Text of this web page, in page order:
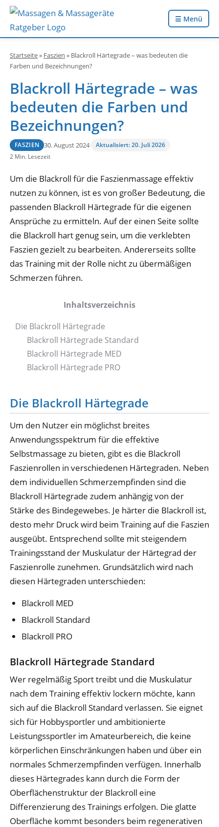
☰ Menü
Startseite» Faszien » Blackroll Härtegrade – was bedeuten die
Farben und Bezeichnungen?
Blackroll Härtegrade – was
bedeuten die Farben und
Bezeichnungen?
FASZIEN 30. August 2024·
Aktualisiert: 20. Juli 2026
2 Min. Lesezeit
Um die Blackroll für die Faszienmassage effektiv
nutzen zu können, ist es von großer Bedeutung, die
passenden Blackroll Härtegrade für die eigenen
Ansprüche zu ermitteln. Auf der einen Seite sollte
die Blackroll hart genug sein, um die verklebten
Faszien gezielt zu bearbeiten. Andererseits sollte
das Training mit der Rolle nicht zu übermäßigen
Schmerzen führen.
Inhaltsverzeichnis
Die Blackroll Härtegrade
Blackroll Härtegrade Standard
Blackroll Härtegrade MED
Blackroll Härtegrade PRO
Die Blackroll Härtegrade
Um den Nutzer ein möglichst breites
Anwendungsspektrum für die effektive
Selbstmassage zu bieten, gibt es die Blackroll
Faszienrollen in verschiedenen Härtegraden. Neben
dem individuellen Schmerzempfinden sind die
Blackroll Härtegrade zudem anhängig von der
Stärke des Bindegewebes. Je härter die Blackroll ist,
desto mehr Druck wird beim Training auf die Faszien
ausgeübt. Entsprechend sollte mit steigendem
Trainingsstand der Muskulatur der Härtegrad der
Faszienrolle zunehmen. Grundsätzlich wird nach
diesen Härtegraden unterschieden:
Blackroll MED
Blackroll Standard
Blackroll PRO
Blackroll Härtegrade Standard
Wer regelmäßig Sport treibt und die Muskulatur
nach dem Training effektiv lockern möchte, kann
sich auf die Blackroll Standard verlassen. Sie eignet
sich für Hobbysportler und ambitionierte
Leistungssportler im Amateurbereich, die keine
körperlichen Einschränkungen haben und über ein
normales Schmerzempfinden verfügen. Innerhalb
dieses Härtegrades kann durch die Form der
Oberflächenstruktur der Blackroll eine
Differenzierung des Trainings erfolgen. Die glatte
Oberfläche kommt besonders beim regenerativen